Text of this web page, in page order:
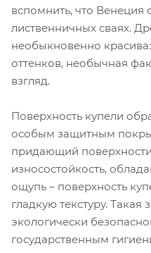
вспомнить, что Венеция
лиственничных сваях.
необыкновенно
оттенков, необычная
взгляд.
Поверхность купели
особым защитным
придающий поверхности
износостойкость,
ощупь – поверхность
гладкую текстуру.
экологически
государственным